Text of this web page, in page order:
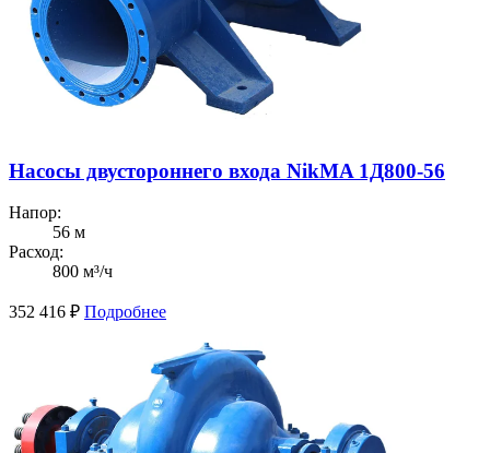
Насосы двустороннего входа NikMA 1Д800-56
Напор:
56 м
Расход:
800 м³/ч
352 416 ₽ Подробнее